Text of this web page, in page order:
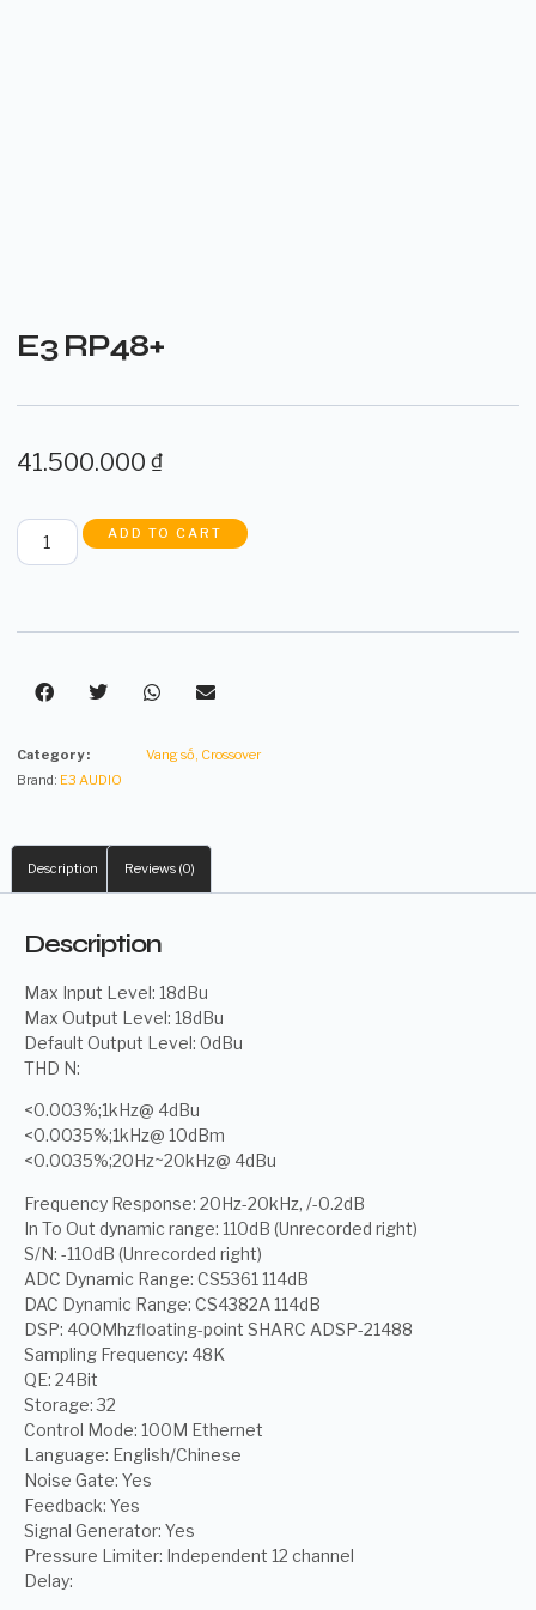
E3 RP48+
41.500.000 ₫
ADD TO CART
Category :
Vang số, Crossover
Brand: E3 AUDIO
Description Reviews (0)
Description
Max Input Level: 18dBu
Max Output Level: 18dBu
Default Output Level: 0dBu
THD N:
<0.003%;1kHz@ 4dBu
<0.0035%;1kHz@ 10dBm
<0.0035%;20Hz~20kHz@ 4dBu
Frequency Response: 20Hz-20kHz, /-0.2dB
In To Out dynamic range: 110dB (Unrecorded right)
S/N: -110dB (Unrecorded right)
ADC Dynamic Range: CS5361 114dB
DAC Dynamic Range: CS4382A 114dB
DSP: 400Mhzfloating-point SHARC ADSP-21488
Sampling Frequency: 48K
QE: 24Bit
Storage: 32
Control Mode: 100M Ethernet
Language: English/Chinese
Noise Gate: Yes
Feedback: Yes
Signal Generator: Yes
Pressure Limiter: Independent 12 channel
Delay: